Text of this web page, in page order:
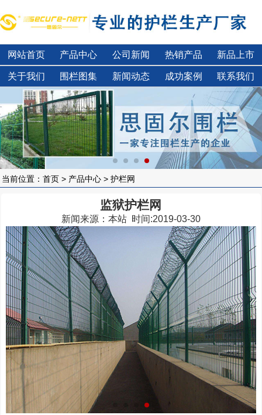
网站首页 产品中心 公司新闻 热销产品 新品上市
关于我们 围栏图集 新闻动态 成功案例 联系我们
当前位置： 首页 > 产品中心 > 护栏网
监狱护栏网
新闻来源：本站 时间:2019-03-30